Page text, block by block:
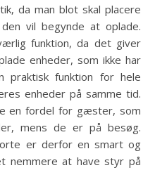
da man blot skal placere
vil begynde at oplade.
funktion, da det giver
enheder, som ikke har
praktisk funktion for hele
enheder på samme tid.
en fordel for gæster, som
mens de er på besøg.
er derfor en smart og
nemmere at have styr på